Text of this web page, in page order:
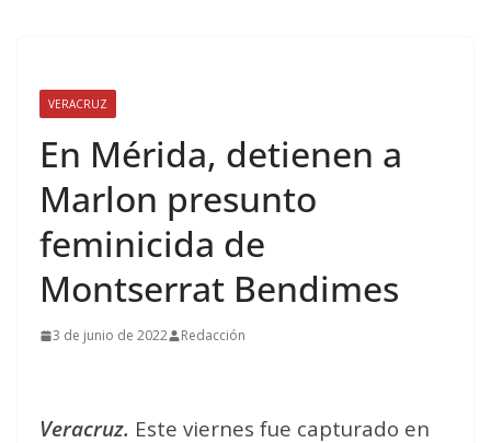
VERACRUZ
En Mérida, detienen a
Marlon presunto
feminicida de
Montserrat Bendimes
3 de junio de 2022 Redacción
Veracruz. Este viernes fue capturado en